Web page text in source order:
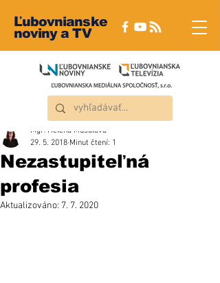
Ľubovnianske
noviny a TV
Nezastupiteľná
profesia
Mgr. Helena Musalová
29. 5. 2018 Minut čtení: 1
Aktualizováno: 7. 7. 2020